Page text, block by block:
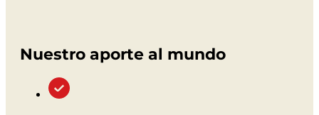
Nuestro aporte al mundo